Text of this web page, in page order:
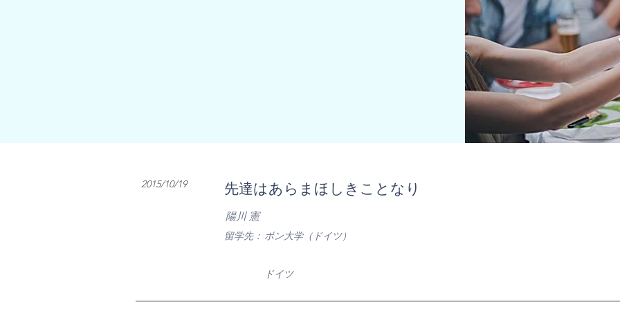
2015/10/19 先達はあらまほしきことなり
陽川 憲
​留学先： ボン大学（ドイツ）
​ドイツ